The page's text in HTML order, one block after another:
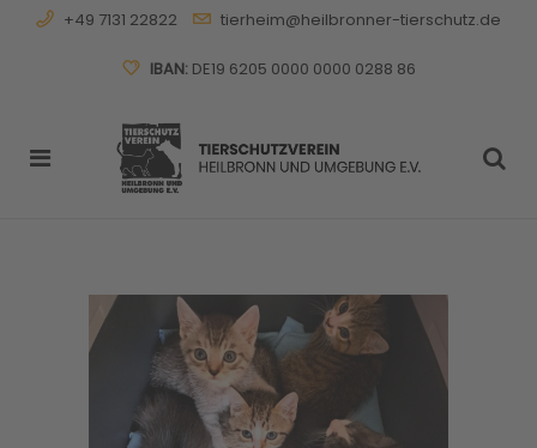
+49 7131 22822 tierheim@heilbronner-tierschutz.de
IBAN:DE19 6205 0000 0000 0288 86